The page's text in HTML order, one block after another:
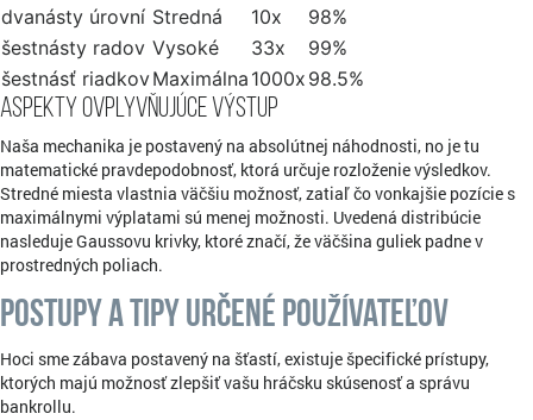
dvanásty úrovní Stredná 10x
98%
šestnásty radov Vysoké 33x
99%
šestnásť riadkovMaximálna 1000x 98.5%
Aspekty ovplyvňujúce výstup
Naša mechanika je postavený na absolútnej náhodnosti, no je tu
matematické pravdepodobnosť, ktorá určuje rozloženie výsledkov.
Stredné miesta vlastnia väčšiu možnosť, zatiaľ čo vonkajšie pozície s
maximálnymi výplatami sú menej možnosti. Uvedená distribúcie
nasleduje Gaussovu krivky, ktoré značí, že väčšina guliek padne v
prostredných poliach.
Postupy a tipy určené používateľov
Hoci sme zábava postavený na šťastí, existuje špecifické prístupy,
ktorých majú možnosť zlepšiť vašu hráčsku skúsenosť a správu
bankrollu.